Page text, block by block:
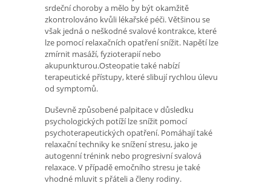
srdeční choroby a mělo by být okamžitě
zkontrolováno kvůli lékařské péči. Většinou se
však jedná o neškodné svalové kontrakce, které
lze pomocí relaxačních opatření snížit. Napětí lze
zmírnit masáží, fyzioterapií nebo
akupunkturou.Osteopatie také nabízí
terapeutické přístupy, které slibují rychlou úlevu
od symptomů.
Duševně způsobené palpitace v důsledku
psychologických potíží lze snížit pomocí
psychoterapeutických opatření. Pomáhají také
relaxační techniky ke snížení stresu, jako je
autogenní trénink nebo progresivní svalová
relaxace. V případě emočního stresu je také
vhodné mluvit s přáteli a členy rodiny.